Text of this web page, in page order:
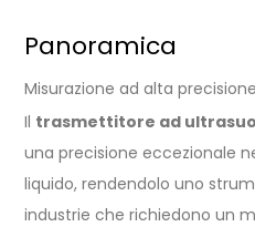
Panoramica
Misurazione ad alta precisione
Il trasmettitore ad
una precisione eccezionale
liquido, rendendolo uno
industrie che richiedono un